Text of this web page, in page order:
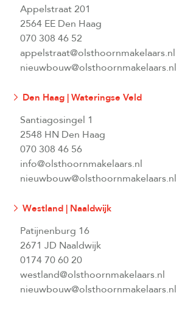
Appelstraat 201
2564 EE Den Haag
070 308 46 52
appelstraat@olsthoornmakelaars.nl
nieuwbouw@olsthoornmakelaars.nl
Den Haag | Wateringse Veld
Santiagosingel 1
2548 HN Den Haag
070 308 46 56
info@olsthoornmakelaars.nl
nieuwbouw@olsthoornmakelaars.nl
Westland | Naaldwijk
Patijnenburg 16
2671 JD Naaldwijk
0174 70 60 20
westland@olsthoornmakelaars.nl
nieuwbouw@olsthoornmakelaars.nl